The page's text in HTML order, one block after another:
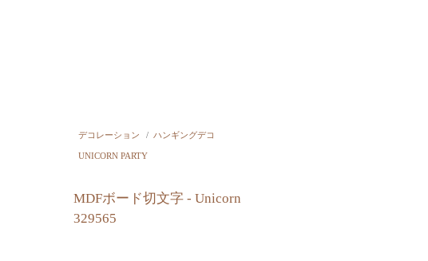
デコレーション / ハンギングデコ
UNICORN PARTY
MDFボード切文字 - Unicorn
329565